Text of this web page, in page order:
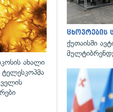
ახალი
ტელესკოპმა
ველის
ცხოვრების
ქუთაისში